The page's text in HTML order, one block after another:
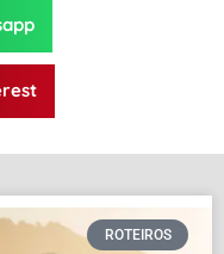
ROTEIROS